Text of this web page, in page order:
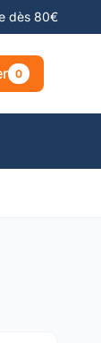
dès 80€
0